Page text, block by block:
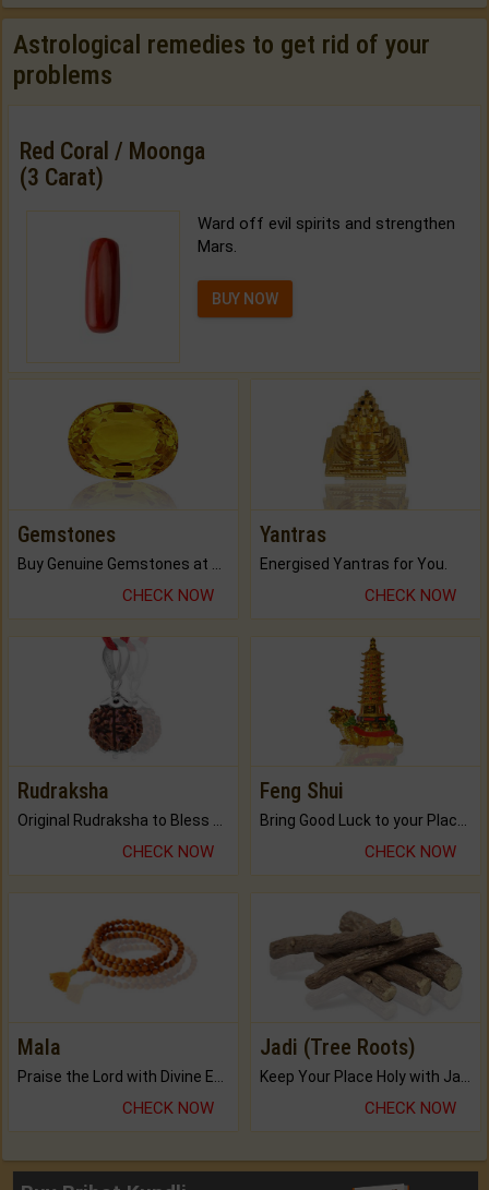
Astrological remedies to get rid of your
problems
Red Coral / Moonga
(3 Carat)
Ward off evil spirits and strengthen
Mars.
BUY NOW
Gemstones
CHECK NOW
Yantras
Energised Yantras for You.
CHECK NOW
Rudraksha
CHECK NOW
Feng Shui
CHECK NOW
Mala
CHECK NOW
Jadi (Tree Roots)
CHECK NOW